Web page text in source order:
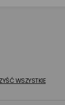
WSZYSTKIE